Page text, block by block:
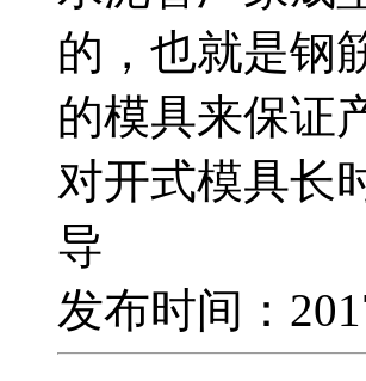
的，也就是钢
的模具来保证
对开式模具长
导
发布时间：